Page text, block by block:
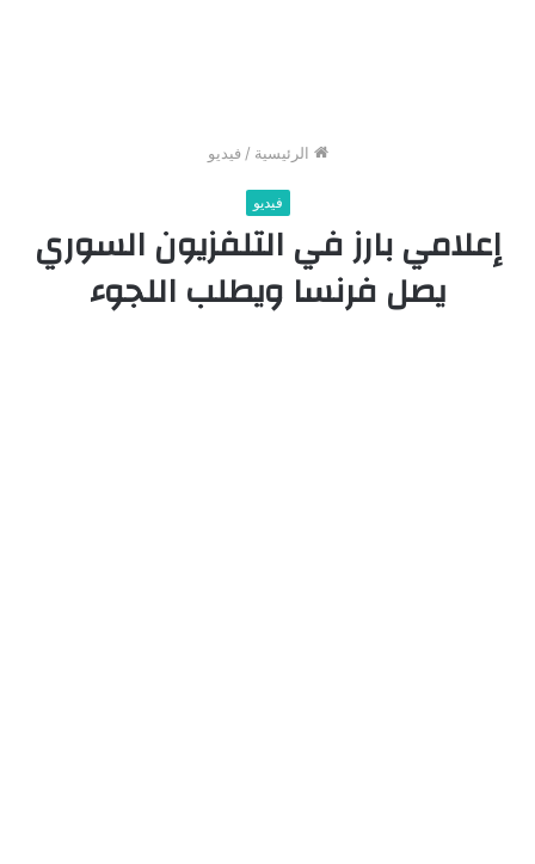
الرئيسية / فيديو
فيديو
إعلامي بارز في التلفزيون السوري
يصل فرنسا ويطلب اللجوء